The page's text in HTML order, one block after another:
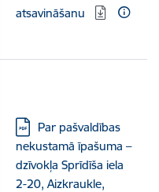
atsavināšanu
Lejupielādēt:
Par pašvaldības
nekustamā īpašuma –
dzīvokļa Sprīdīša iela
2-20, Aizkraukle,